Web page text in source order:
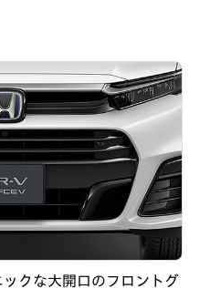
クな大開口のフロントグ